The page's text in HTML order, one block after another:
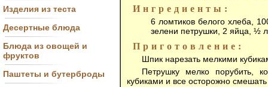
Изделия из теста
Десертные блюда
Блюда из овощей и
фруктов
Паштеты и бутерброды
Ингредиенты:
6 ломтиков белого хлеба,
зелени петрушки, 2 яйца, ½
Приготовление:
Шпик нарезать мелкими
Петрушку мелко порубить,
кубиками и все осторожно